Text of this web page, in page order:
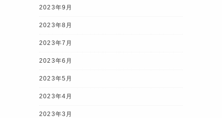
2023年9月
2023年8月
2023年7月
2023年6月
2023年5月
2023年4月
2023年3月